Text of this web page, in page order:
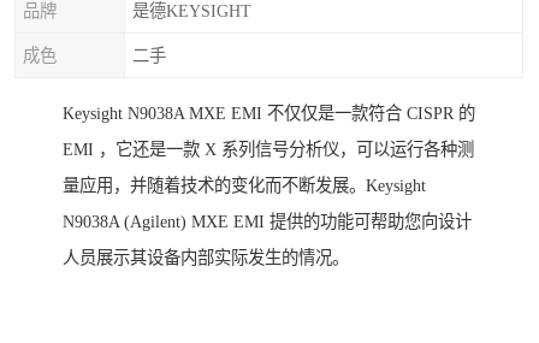
品牌 是德KEYSIGHT
成色 二手
Keysight N9038A MXE EMI 不仅仅是一款符合 CISPR 的
EMI ，它还是一款 X 系列信号分析仪，可以运行各种测
量应用，并随着技术的变化而不断发展。 Keysight
N9038A (Agilent) MXE EMI 提供的功能可帮助您向设计
人员展示其设备内部实际发生的情况。